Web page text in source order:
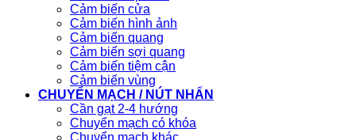
Cảm biến cửa
Cảm biến hình ảnh
Cảm biến quang
Cảm biến sợi quang
Cảm biến tiệm cận
Cảm biến vùng
CHUYỂN MẠCH / NÚT NHẤN
Cần gạt 2-4 hướng
Chuyển mạch có khóa